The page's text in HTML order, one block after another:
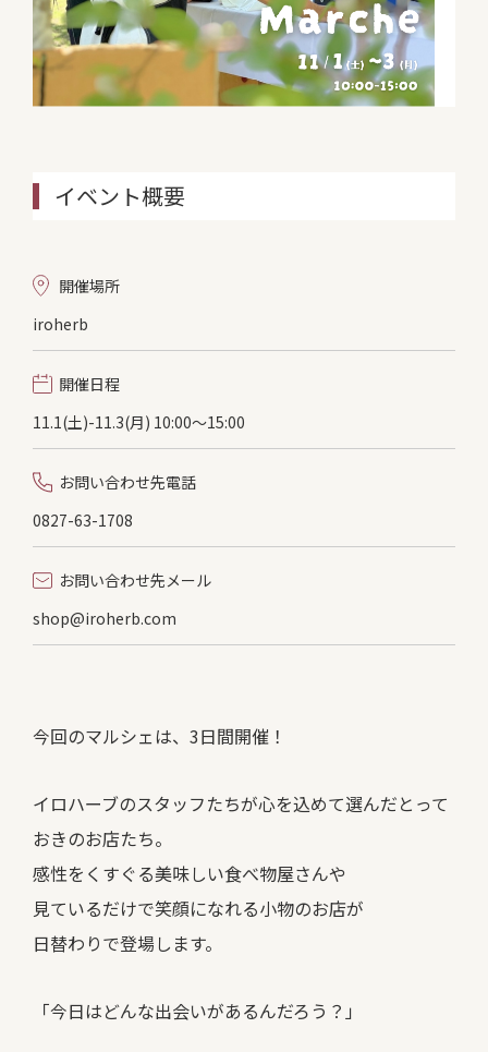
イベント概要
開催場所
iroherb
開催日程
11.1(土)-11.3(月) 10:00〜15:00
お問い合わせ先電話
0827-63-1708
お問い合わせ先メール
shop@iroherb.com
今回のマルシェは、3日間開催！
イロハーブのスタッフたちが心を込めて選んだとって
おきのお店たち。
感性をくすぐる美味しい食べ物屋さんや
見ているだけで笑顔になれる小物のお店が
日替わりで登場します。
「今日はどんな出会いがあるんだろう？」